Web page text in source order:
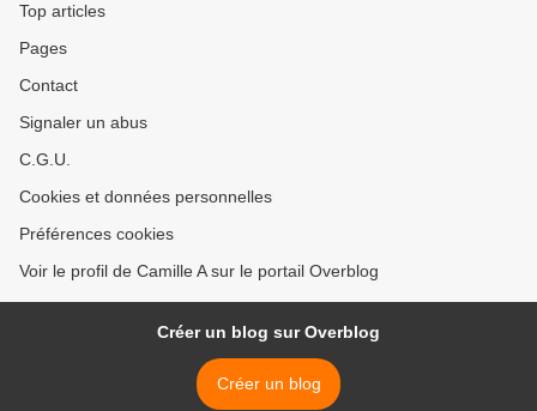
Top articles
Pages
Contact
Signaler un abus
C.G.U.
Cookies et données personnelles
Préférences cookies
Voir le profil de Camille A sur le portail Overblog
Créer un blog sur Overblog
Créer un blog